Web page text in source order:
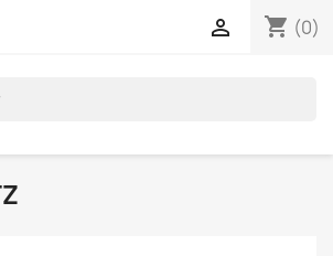
shopping_cart (0)
